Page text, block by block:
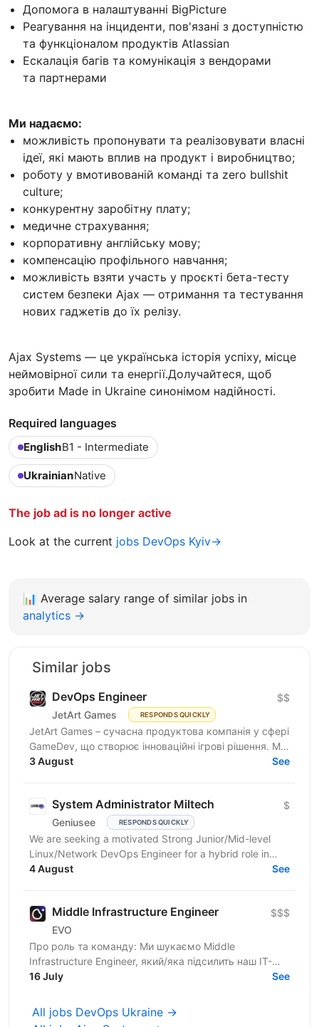
Допомога в налаштуванні BigPicture
Реагування на інциденти, пов'язані з доступністю
та функціоналом продуктів Atlassian
Ескалація багів та комунікація з вендорами
та партнерами
Ми надаємо:
можливість пропонувати та реалізовувати власні
ідеї, які мають вплив на продукт і виробництво;
роботу у вмотивованій команді та zero bullshit
culture;
конкурентну заробітну плату;
медичне страхування;
корпоративну англійську мову;
компенсацію профільного навчання;
можливість взяти участь у проєкті бета-тесту
систем безпеки Ajax — отримання та тестування
нових гаджетів до їх релізу.
Ajax Systems — це українська історія успіху, місце
неймовірної сили та енергії.Долучайтеся, щоб
зробити Made in Ukraine синонімом надійності.
Required languages
EnglishB1 - Intermediate
UkrainianNative
The job ad is no longer active
Look at the current jobs DevOps Kyiv→
📊 Average salary range of similar jobs in
analytics →
Similar jobs
DevOps Engineer
JetArt Games RESPONDS QUICKLY
$$
JetArt Games – сучасна продуктова компанія у сфері
GameDev, що створює інноваційні ігрові рішення. Ми
розробляємо високопродуктивні ігрові системи з...
3 August See
System Administrator Miltech
Geniusee RESPONDS QUICKLY
$
We are seeking a motivated Strong Junior/Mid-level
Linux/Network DevOps Engineer for a hybrid role in
Kyiv. The project is in the MilTech domain (closed...
4 August See
Middle Infrastructure Engineer
EVO
$$$
Про роль та команду: Ми шукаємо Middle
Infrastructure Engineer, який/яка підсилить наш ІТ-
напрямок. У зв'язку з переїздом в новий офіс та
16 July See
All jobs DevOps Ukraine →